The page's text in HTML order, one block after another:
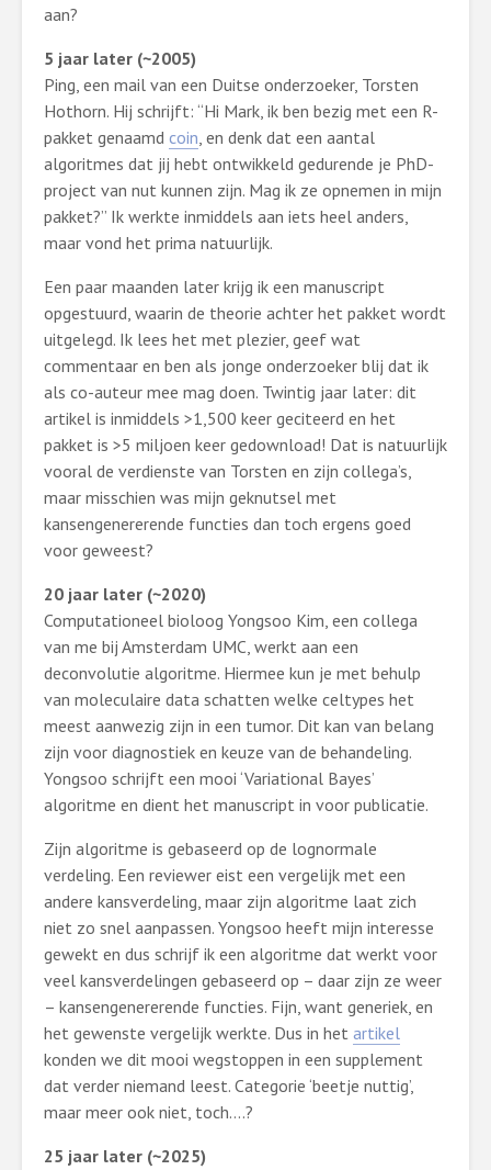
aan?
5 jaar later (~2005)
Ping, een mail van een Duitse onderzoeker, Torsten
Hothorn. Hij schrijft: “Hi Mark, ik ben bezig met een R-
pakket genaamd coin, en denk dat een aantal
algoritmes dat jij hebt ontwikkeld gedurende je PhD-
project van nut kunnen zijn. Mag ik ze opnemen in mijn
pakket?” Ik werkte inmiddels aan iets heel anders,
maar vond het prima natuurlijk.
Een paar maanden later krijg ik een manuscript
opgestuurd, waarin de theorie achter het pakket wordt
uitgelegd. Ik lees het met plezier, geef wat
commentaar en ben als jonge onderzoeker blij dat ik
als co-auteur mee mag doen. Twintig jaar later: dit
artikel is inmiddels >1,500 keer geciteerd en het
pakket is >5 miljoen keer gedownload! Dat is natuurlijk
vooral de verdienste van Torsten en zijn collega’s,
maar misschien was mijn geknutsel met
kansengenererende functies dan toch ergens goed
voor geweest?
20 jaar later (~2020)
Computationeel bioloog Yongsoo Kim, een collega
van me bij Amsterdam UMC, werkt aan een
deconvolutie algoritme. Hiermee kun je met behulp
van moleculaire data schatten welke celtypes het
meest aanwezig zijn in een tumor. Dit kan van belang
zijn voor diagnostiek en keuze van de behandeling.
Yongsoo schrijft een mooi ‘Variational Bayes’
algoritme en dient het manuscript in voor publicatie.
Zijn algoritme is gebaseerd op de lognormale
verdeling. Een reviewer eist een vergelijk met een
andere kansverdeling, maar zijn algoritme laat zich
niet zo snel aanpassen. Yongsoo heeft mijn interesse
gewekt en dus schrijf ik een algoritme dat werkt voor
veel kansverdelingen gebaseerd op – daar zijn ze weer
– kansengenererende functies. Fijn, want generiek, en
het gewenste vergelijk werkte. Dus in het artikel
konden we dit mooi wegstoppen in een supplement
dat verder niemand leest. Categorie ‘beetje nuttig’,
maar meer ook niet, toch….?
25 jaar later (~2025)